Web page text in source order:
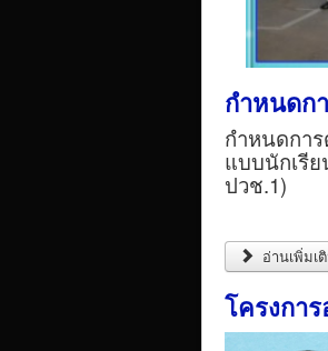
กำหนดก
กำหนดการ
แบบนักเรี
ปวช.1)
อ่านเพิ่มเ
โครงกา